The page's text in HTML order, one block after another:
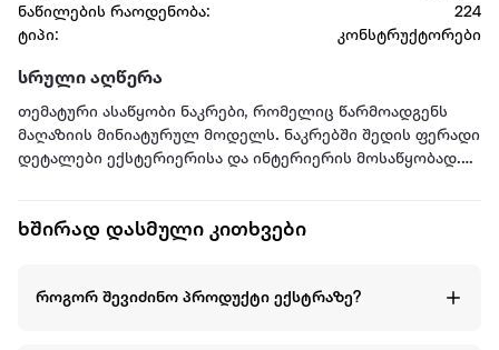
ნაწილების რაოდენობა:
224
ტიპი:
კონსტრუქტორები
სრული აღწერა
თემატური ასაწყობი ნაკრები, რომელიც წარმოადგენს
მაღაზიის მინიატურულ მოდელს. ნაკრებში შედის ფერადი
დეტალები ექსტერიერისა და ინტერიერის მოსაწყობად.
მიზანია შექმნას ხელმისაწვდომი და მრავალფეროვანი
ხშირად დასმული კითხვები
როგორ შევიძინო პროდუქტი ექსტრაზე?